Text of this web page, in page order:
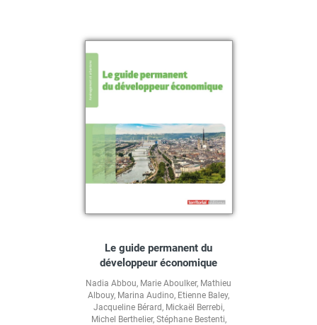
Le guide permanent du
développeur économique
Nadia Abbou, Marie Aboulker, Mathieu
Albouy, Marina Audino, Etienne Baley,
Jacqueline Bérard, Mickaël Berrebi,
Michel Berthelier, Stéphane Bestenti,